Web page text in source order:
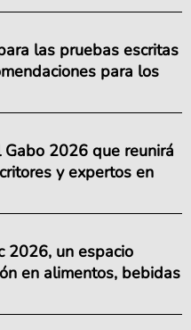
las pruebas escritas
para los
2026 que reunirá
y expertos en
2026, un espacio
en alimentos, bebidas